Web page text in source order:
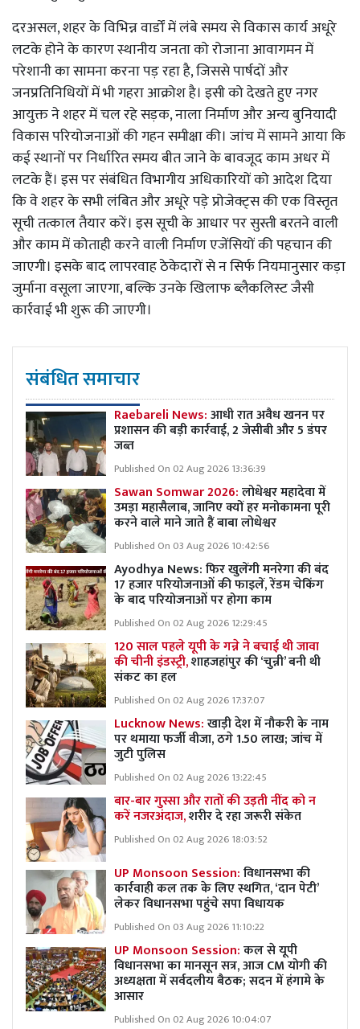
दरअसल, शहर के विभिन्न वार्डों में लंबे समय से विकास कार्य अधूरे
लटके होने के कारण स्थानीय जनता को रोजाना आवागमन में
परेशानी का सामना करना पड़ रहा है, जिससे पार्षदों और
जनप्रतिनिधियों में भी गहरा आक्रोश है। इसी को देखते हुए नगर
आयुक्त ने शहर में चल रहे सड़क, नाला निर्माण और अन्य बुनियादी
विकास परियोजनाओं की गहन समीक्षा की। जांच में सामने आया कि
कई स्थानों पर निर्धारित समय बीत जाने के बावजूद काम अधर में
लटके हैं। इस पर संबंधित विभागीय अधिकारियों को आदेश दिया
कि वे शहर के सभी लंबित और अधूरे पड़े प्रोजेक्ट्स की एक विस्तृत
सूची तत्काल तैयार करें। इस सूची के आधार पर सुस्ती बरतने वाली
और काम में कोताही करने वाली निर्माण एजेंसियों की पहचान की
जाएगी। इसके बाद लापरवाह ठेकेदारों से न सिर्फ नियमानुसार कड़ा
जुर्माना वसूला जाएगा, बल्कि उनके खिलाफ ब्लैकलिस्ट जैसी
कार्रवाई भी शुरू की जाएगी।
संबंधित समाचार
Raebareli News:आधी रात अवैध खनन पर
प्रशासन की बड़ी कार्रवाई, 2 जेसीबी और 5 डंपर
जब्त
Published On 02 Aug 2026 13:36:39
Sawan Somwar 2026:लोधेश्वर महादेवा में
उमड़ा महासैलाब, जानिए क्यों हर मनोकामना पूरी
करने वाले माने जाते हैं बाबा लोधेश्वर
Published On 03 Aug 2026 10:42:56
Ayodhya News: फिर खुलेंगी मनरेगा की बंद
17 हजार परियोजनाओं की फाइलें, रेंडम चेकिंग
के बाद परियोजनाओं पर होगा काम
Published On 02 Aug 2026 12:29:45
120 साल पहले यूपी के गन्ने ने बचाई थी जावा
की चीनी इंडस्ट्री,शाहजहांपुर की ‘चुन्नी’ बनी थी
संकट का हल
Published On 02 Aug 2026 17:37:07
Lucknow News:खाड़ी देश में नौकरी के नाम
पर थमाया फर्जी वीजा, ठगे 1.50 लाख; जांच में
जुटी पुलिस
Published On 02 Aug 2026 13:22:45
बार-बार गुस्सा और रातों की उड़ती नींद को न
करें नजरअंदाज,शरीर दे रहा जरूरी संकेत
Published On 02 Aug 2026 18:03:52
UP Monsoon Session:विधानसभा की
कार्रवाही कल तक के लिए स्थगित, ‘दान पेटी’
लेकर विधानसभा पहुंचे सपा विधायक
Published On 03 Aug 2026 11:10:22
UP Monsoon Session:कल से यूपी
विधानसभा का मानसून सत्र, आज CM योगी की
अध्यक्षता में सर्वदलीय बैठक; सदन में हंगामे के
आसार
Published On 02 Aug 2026 10:04:07